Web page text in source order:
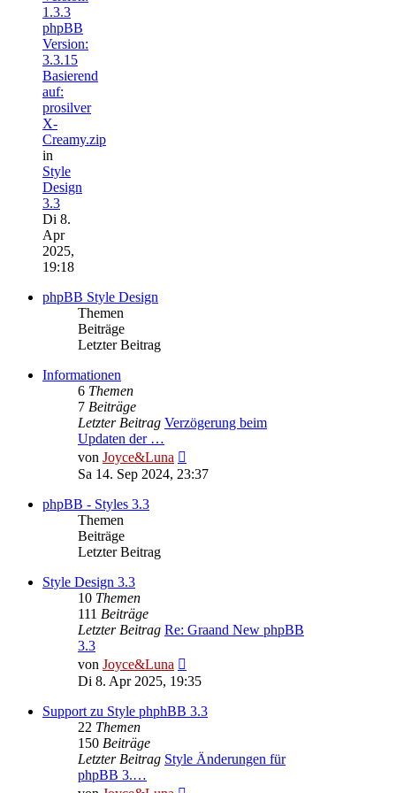
1.3.3
phpBB
Version:
3.3.15
Basierend
auf:
prosilver
X-
Creamy.zip
in
Style
Design
3.3
Di 8.
Apr
2025,
19:18
phpBB Style Design
Themen
Beiträge
Letzter Beitrag
Informationen
6 Themen
7 Beiträge
Letzter Beitrag Verzögerung beim
Updaten der …
von Joyce&Luna
Beitrag
Sa 14. Sep 2024, 23:37
phpBB - Styles 3.3
Themen
Beiträge
Letzter Beitrag
Style Design 3.3
10 Themen
111 Beiträge
Letzter Beitrag Re: Graand New phpBB
3.3
von Joyce&Luna
Beitrag
Di 8. Apr 2025, 19:35
Support zu Style phphBB 3.3
22 Themen
150 Beiträge
Letzter Beitrag Style Änderungen für
phpBB 3.…